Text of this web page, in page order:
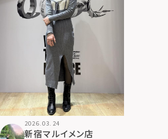
2026.03.24
新宿マルイメン店